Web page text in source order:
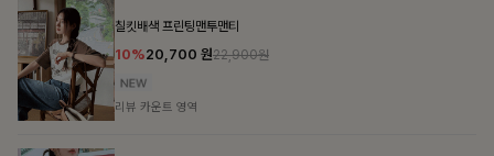
블룬티 나시원피스+셔츠SET
15%31,900 원37,500원
리뷰 카운트 영역